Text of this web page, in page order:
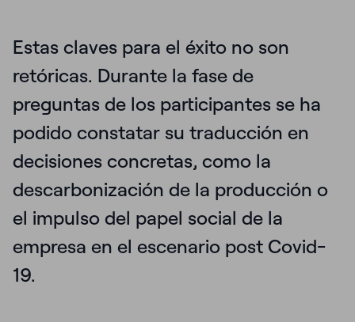
Estas claves para el éxito no son
retóricas. Durante la fase de
preguntas de los participantes se ha
podido constatar su traducción en
decisiones concretas, como la
descarbonización de la producción o
el impulso del papel social de la
empresa en el escenario post Covid-
19.